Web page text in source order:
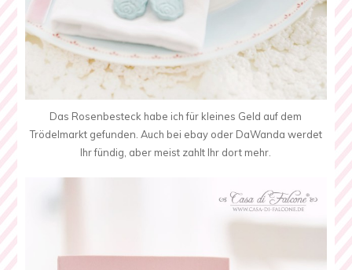
Das Rosenbesteck habe ich für kleines Geld auf dem
Trödelmarkt gefunden. Auch bei ebay oder DaWanda werdet
Ihr fündig, aber meist zahlt Ihr dort mehr.